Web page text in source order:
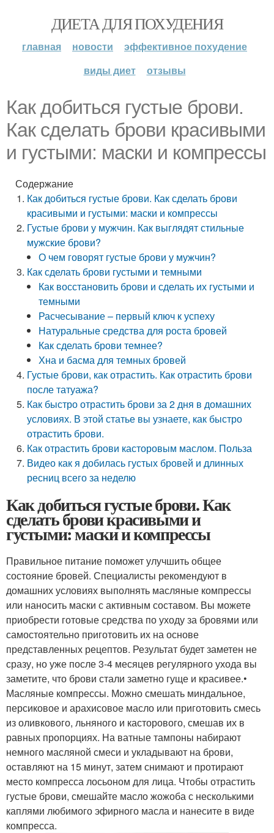
ДИЕТА ДЛЯ ПОХУДЕНИЯ
главная новости
эффективное похудение
виды диет
отзывы
Как добиться густые брови.
Как сделать брови красивыми
и густыми: маски и компрессы
Содержание
Как добиться густые брови. Как сделать брови
красивыми и густыми: маски и компрессы
Густые брови у мужчин. Как выглядят стильные
мужские брови?
О чем говорят густые брови у мужчин?
Как сделать брови густыми и темными
Как восстановить брови и сделать их густыми и
темными
Расчесывание – первый ключ к успеху
Натуральные средства для роста бровей
Как сделать брови темнее?
Хна и басма для темных бровей
Густые брови, как отрастить. Как отрастить брови
после татуажа?
Как быстро отрастить брови за 2 дня в домашних
условиях. В этой статье вы узнаете, как быстро
отрастить брови.
Как отрастить брови касторовым маслом. Польза
Видео как я добилась густых бровей и длинных
ресниц всего за неделю
Как добиться густые брови. Как
сделать брови красивыми и
густыми: маски и компрессы
Правильное питание поможет улучшить общее
состояние бровей. Специалисты рекомендуют в
домашних условиях выполнять масляные компрессы
или наносить маски с активным составом. Вы можете
приобрести готовые средства по уходу за бровями или
самостоятельно приготовить их на основе
представленных рецептов. Результат будет заметен не
сразу, но уже после 3-4 месяцев регулярного ухода вы
заметите, что брови стали заметно гуще и красивее.•
Масляные компрессы. Можно смешать миндальное,
персиковое и арахисовое масло или приготовить смесь
из оливкового, льняного и касторового, смешав их в
равных пропорциях. На ватные тампоны набирают
немного масляной смеси и укладывают на брови,
оставляют на 15 минут, затем снимают и протирают
место компресса лосьоном для лица. Чтобы отрастить
густые брови, смешайте масло жожоба с несколькими
каплями любимого эфирного масла и нанесите в виде
компресса.